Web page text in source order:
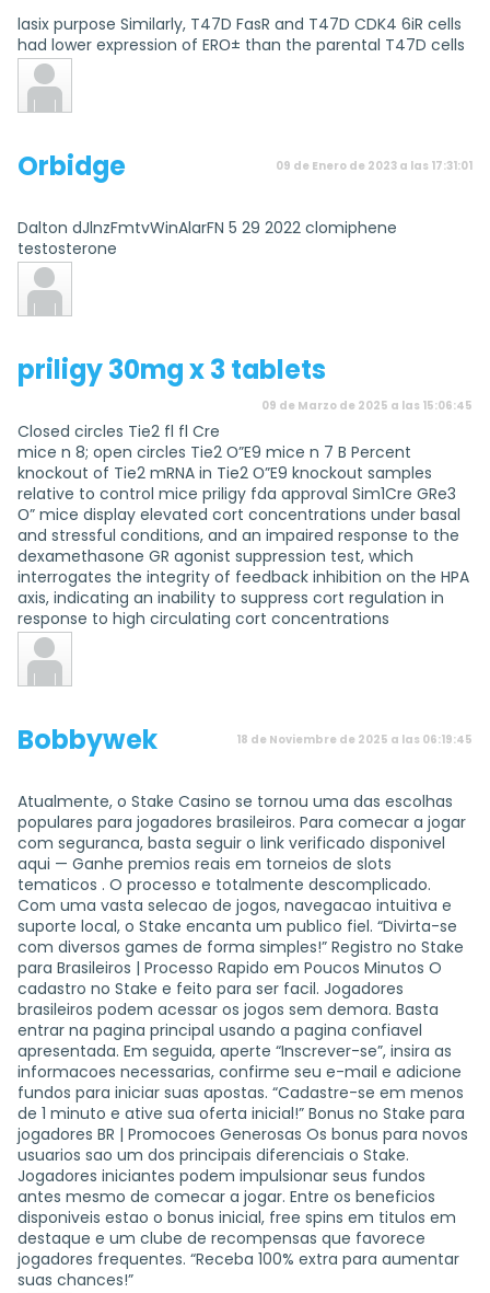
lasix purpose Similarly, T47D FasR and T47D CDK4 6iR cells
had lower expression of ERО± than the parental T47D cells
Orbidge 09 de Enero de 2023 a las 17:31:01
Dalton dJlnzFmtvWinAlarFN 5 29 2022 clomiphene
testosterone
priligy 30mg x 3 tablets
09 de Marzo de 2025 a las 15:06:45
Closed circles Tie2 fl fl Cre
mice n 8; open circles Tie2 О”E9 mice n 7 B Percent
knockout of Tie2 mRNA in Tie2 О”E9 knockout samples
relative to control mice priligy fda approval Sim1Cre GRe3
О” mice display elevated cort concentrations under basal
and stressful conditions, and an impaired response to the
dexamethasone GR agonist suppression test, which
interrogates the integrity of feedback inhibition on the HPA
axis, indicating an inability to suppress cort regulation in
response to high circulating cort concentrations
Bobbywek 18 de Noviembre de 2025 a las 06:19:45
Atualmente, o Stake Casino se tornou uma das escolhas
populares para jogadores brasileiros. Para comecar a jogar
com seguranca, basta seguir o link verificado disponivel
aqui — Ganhe premios reais em torneios de slots
tematicos . O processo e totalmente descomplicado.
Com uma vasta selecao de jogos, navegacao intuitiva e
suporte local, o Stake encanta um publico fiel. “Divirta-se
com diversos games de forma simples!” Registro no Stake
para Brasileiros | Processo Rapido em Poucos Minutos O
cadastro no Stake e feito para ser facil. Jogadores
brasileiros podem acessar os jogos sem demora. Basta
entrar na pagina principal usando a pagina confiavel
apresentada. Em seguida, aperte “Inscrever-se”, insira as
informacoes necessarias, confirme seu e-mail e adicione
fundos para iniciar suas apostas. “Cadastre-se em menos
de 1 minuto e ative sua oferta inicial!” Bonus no Stake para
jogadores BR | Promocoes Generosas Os bonus para novos
usuarios sao um dos principais diferenciais o Stake.
Jogadores iniciantes podem impulsionar seus fundos
antes mesmo de comecar a jogar. Entre os beneficios
disponiveis estao o bonus inicial, free spins em titulos em
destaque e um clube de recompensas que favorece
jogadores frequentes. “Receba 100% extra para aumentar
suas chances!”